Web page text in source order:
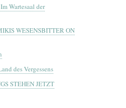
Wartesaal der
WESENSBITTER ON
des Vergessens
STEHEN JETZT